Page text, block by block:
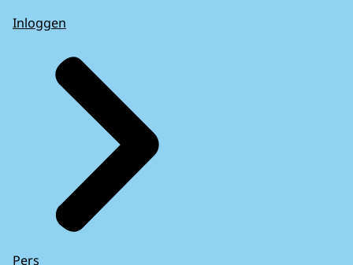
Inloggen
Pers